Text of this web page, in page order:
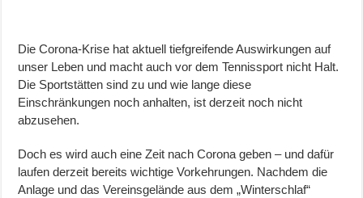
Die Corona-Krise hat aktuell tiefgreifende Auswirkungen auf
unser Leben und macht auch vor dem Tennissport nicht Halt.
Die Sportstätten sind zu und wie lange diese
Einschränkungen noch anhalten, ist derzeit noch nicht
abzusehen.
Doch es wird auch eine Zeit nach Corona geben – und dafür
laufen derzeit bereits wichtige Vorkehrungen. Nachdem die
Anlage und das Vereinsgelände aus dem „Winterschlaf“